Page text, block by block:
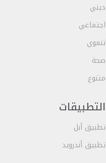
ديني
اجتماعي
تنموي
صحة
متنوع
التطبيقات
تطبيق أبل
تطبيق أندرويد